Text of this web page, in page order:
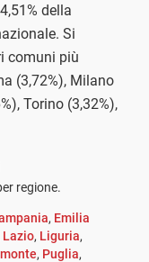
della
Si
comuni più
(3,72%), Milano
Torino (3,32%),
regione.
, Emilia
Lazio, Liguria,
, Puglia,